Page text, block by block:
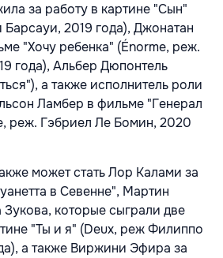
за работу в картине "Сын"
2019 года), Джонатан
"Хочу ребенка" (Énorme, реж.
года), Альбер Дюпонтель
а также исполнитель роли
Ламбер в фильме "Генерал
реж. Гэбриел Ле Бомин, 2020
может стать Лор Калами за
в Севенне", Мартин
которые сыграли две
"Ты и я" (Deux, реж Филиппо
а также Виржини Эфира за